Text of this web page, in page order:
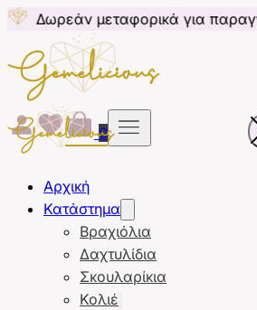
μεταφορικά για παραγγελίες
0
Αρχική
Κατάστημα
Βραχιόλια
Δαχτυλίδια
Σκουλαρίκια
Κολιέ